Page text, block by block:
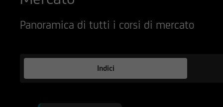
Panoramica di tutti i corsi di mercato
Indici
riportati; l'utente
web accessibili,
qualsiasi ragione in